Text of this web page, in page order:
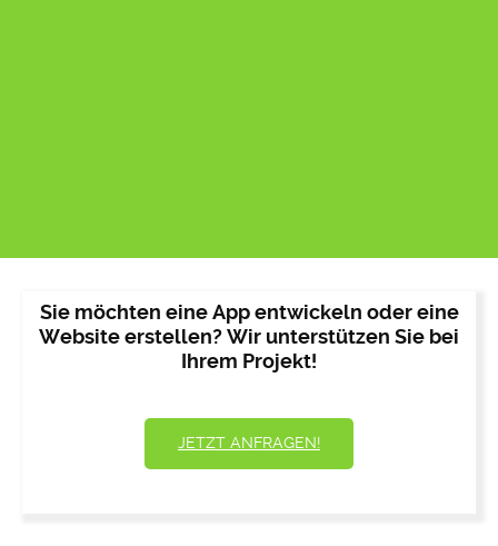
Sie möchten eine App entwickeln oder eine
Website erstellen? Wir unterstützen Sie bei
Ihrem Projekt!
JETZT ANFRAGEN!